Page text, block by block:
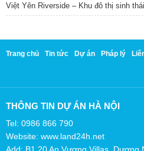
Việt Yên Riverside – Khu đô thị sinh
Trang chủ Tin tức Dự án Pháp lý
THÔNG TIN DỰ ÁN HÀ NỘI
Tel: 0986 866 790
Website: www.land24h.net